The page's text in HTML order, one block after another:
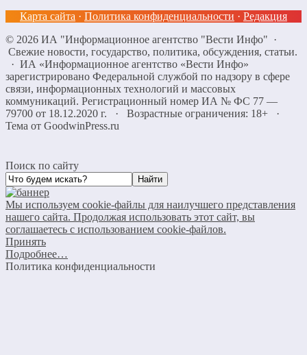
Карта сайта · Политика конфиденциальности · Редакция
© 2026 ИА "Информационное агентство "Вести Инфо" ·
Свежие новости, государство, политика, обсуждения, статьи.
· ИА «Информационное агентство «Вести Инфо»
зарегистрировано Федеральной службой по надзору в сфере
связи, информационных технологий и массовых
коммуникаций. Регистрационный номер ИА № ФС 77 —
79700 от 18.12.2020 г. · Возрастные ограничения: 18+
·
Тема от GoodwinPress.ru
Поиск по сайту
Мы используем cookie-файлы для наилучшего представления
нашего сайта. Продолжая использовать этот сайт, вы
соглашаетесь с использованием cookie-файлов.
Принять
Подробнее…
Политика конфиденциальности